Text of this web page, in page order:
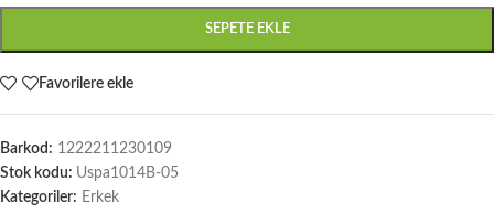
SEPETE EKLE
Favorilere ekle
Barkod: 1222211230109
Stok kodu: Uspa1014B-05
Kategoriler: Erkek